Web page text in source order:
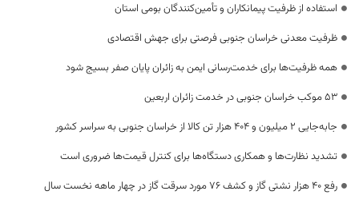
استفاده از ظرفیت پیمانکاران و تأمین‌کنندگان بومی استان
ظرفیت معدنی خراسان جنوبی فرصتی برای جهش اقتصادی
همه ظرفیت‌ها برای خدمت‌رسانی ایمن به زائران پایان صفر بسیج شود
53 موکب خراسان جنوبی در خدمت زائران اربعین
جابه‌جایی 2 میلیون و 404 هزار تن کالا از خراسان جنوبی به سراسر کشور
تشدید نظارت‌ها و همکاری دستگاه‌ها برای کنترل قیمت‌ها ضروری است
رفع 40 هزار نشتی گاز و کشف 76 مورد سرقت گاز در چهار ماهه نخست سال